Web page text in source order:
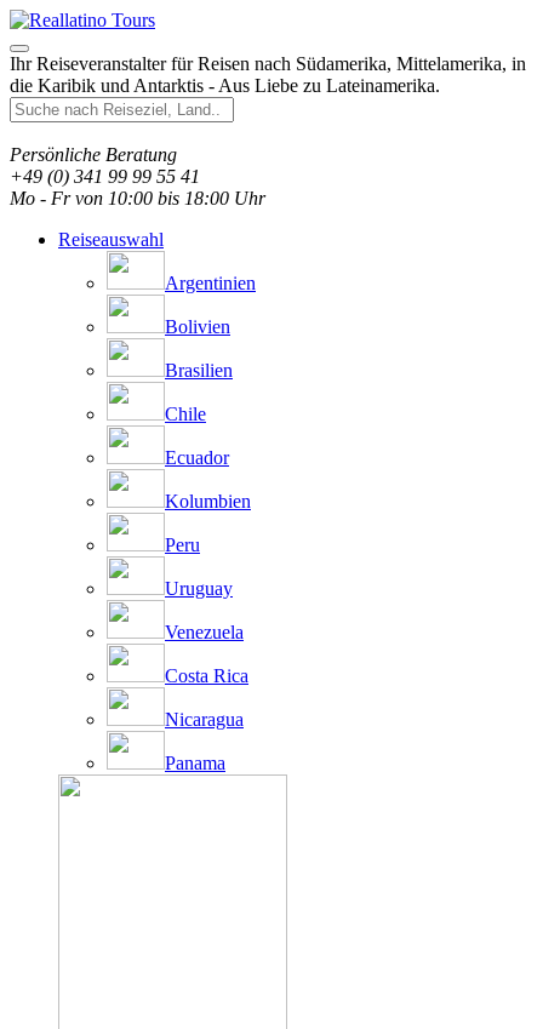
Ihr Reiseveranstalter für Reisen nach Südamerika, Mittelamerika, in
die Karibik und Antarktis - Aus Liebe zu Lateinamerika.
Persönliche Beratung
+49 (0) 341 99 99 55 41
Mo - Fr von 10:00 bis 18:00 Uhr
Reiseauswahl
Argentinien
Bolivien
Brasilien
Chile
Ecuador
Kolumbien
Peru
Uruguay
Venezuela
Costa Rica
Nicaragua
Panama